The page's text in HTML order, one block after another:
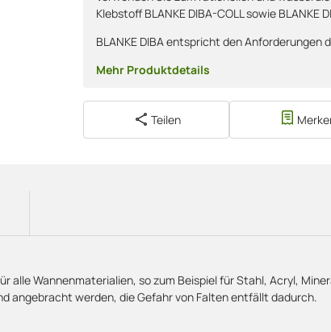
Klebstoff BLANKE DIBA-COLL sowie BLANKE
BLANKE DIBA entspricht den Anforderungen
Mehr Produktdetails
Teilen
Wannenmaterialien, so zum Beispiel für Stahl, Acryl,
angebracht werden, die Gefahr von Falten entfällt dadurch.